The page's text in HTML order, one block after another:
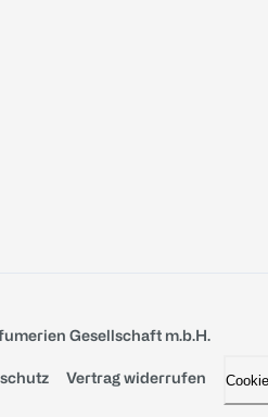
Gesellschaft m.b.H.
Vertrag widerrufen